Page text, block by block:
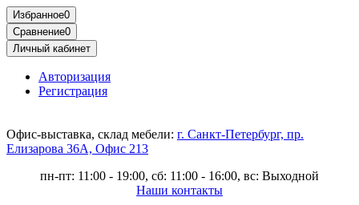
Избранное0
Сравнение0
Личный кабинет
Авторизация
Регистрация
Офис-выставка, склад мебели: г. Санкт-Петербург, пр.
Елизарова 36А, Офис 213
пн-пт: 11:00 - 19:00, сб: 11:00 - 16:00, вс: Выходной
Наши контакты